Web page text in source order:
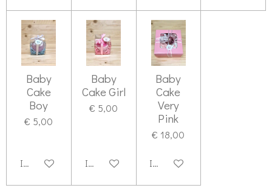
Baby
Cake
Boy
€ 5,00
In winkelwagen
Baby
Cake Girl
€ 5,00
In winkelwagen
Baby
Cake
Very
Pink
€ 18,00
In winkelwagen